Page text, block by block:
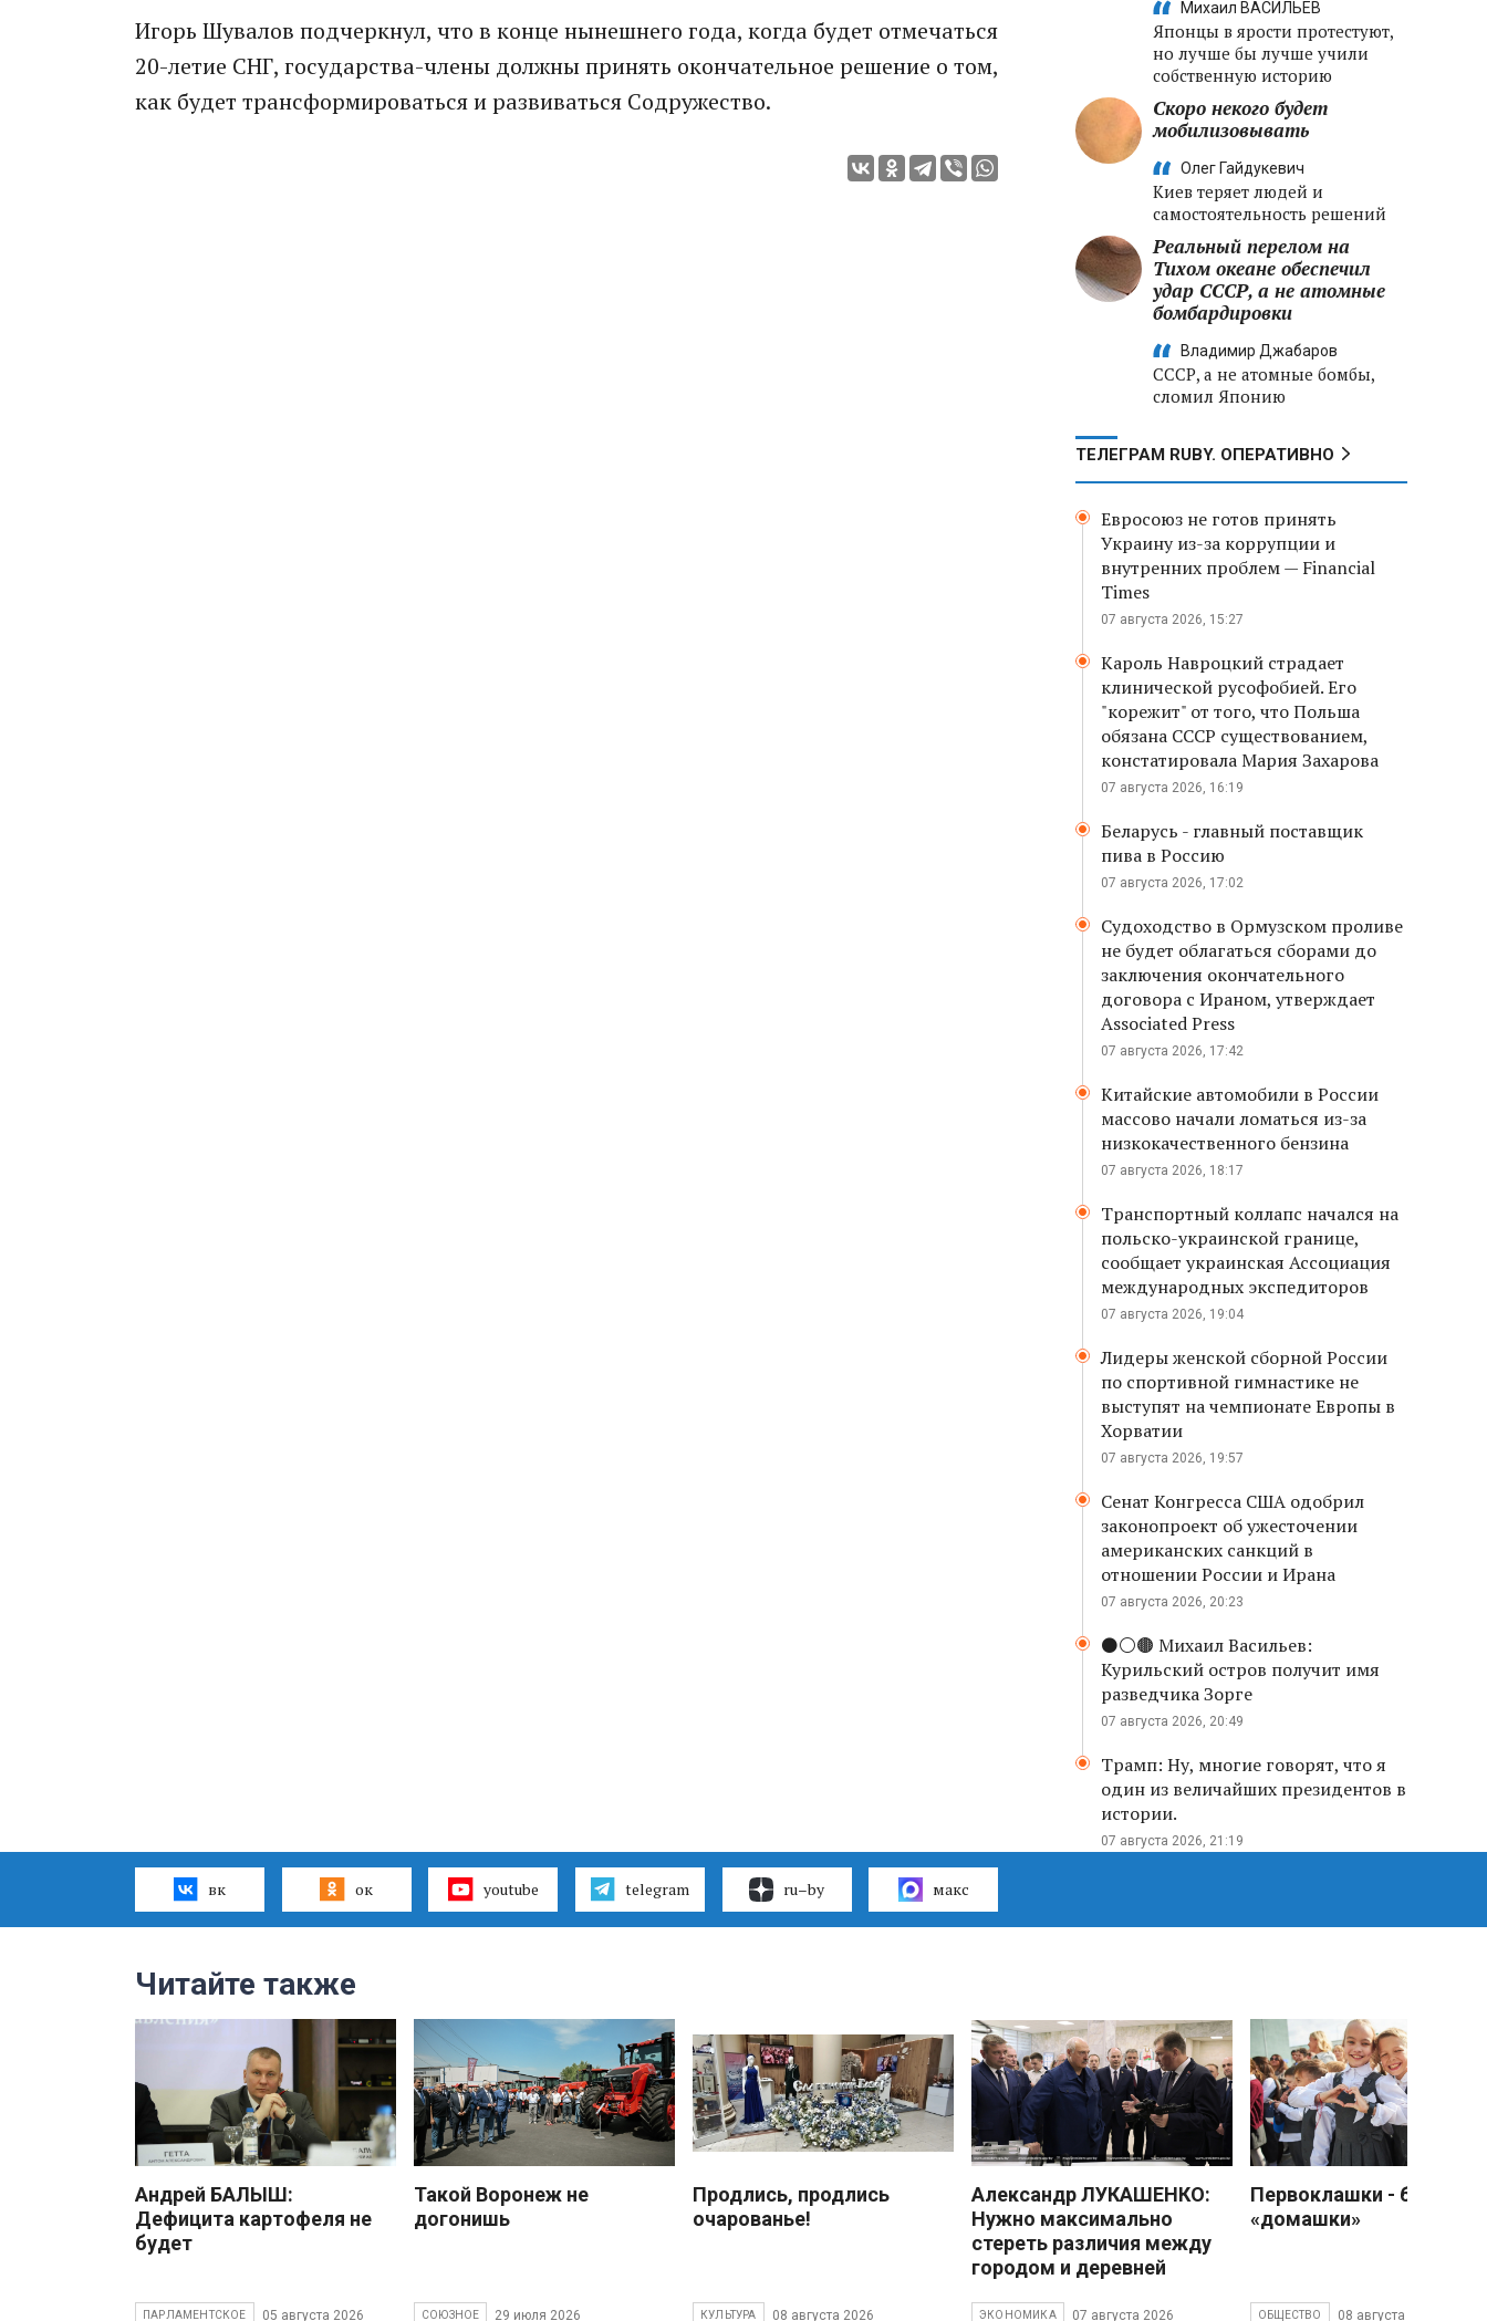
Игорь Шувалов подчеркнул, что в конце нынешнего года, когда будет отмечаться
20-летие СНГ, государства-члены должны принять окончательное решение о том,
как будет трансформироваться и развиваться Содружество.
Михаил ВАСИЛЬЕВ
Японцы в ярости протестуют,
но лучше бы лучше учили
собственную историю
Скоро некого будет
мобилизовывать
Олег Гайдукевич
Киев теряет людей и
самостоятельность решений
Реальный перелом на
Тихом океане обеспечил
удар СССР, а не атомные
бомбардировки
Владимир Джабаров
СССР, а не атомные бомбы,
сломил Японию
ТЕЛЕГРАМ RUBY. ОПЕРАТИВНО
Евросоюз не готов принять
Украину из-за коррупции и
внутренних проблем — Financial
Times
07 августа 2026, 15:27
Кароль Навроцкий страдает
клинической русофобией. Его
"корежит" от того, что Польша
обязана СССР существованием,
констатировала Мария Захарова
07 августа 2026, 16:19
Беларусь - главный поставщик
пива в Россию
07 августа 2026, 17:02
Судоходство в Ормузском проливе
не будет облагаться сборами до
заключения окончательного
договора с Ираном, утверждает
Associated Press
07 августа 2026, 17:42
Китайские автомобили в России
массово начали ломаться из-за
низкокачественного бензина
07 августа 2026, 18:17
Транспортный коллапс начался на
польско-украинской границе,
сообщает украинская Ассоциация
международных экспедиторов
07 августа 2026, 19:04
Лидеры женской сборной России
по спортивной гимнастике не
выступят на чемпионате Европы в
Хорватии
07 августа 2026, 19:57
Сенат Конгресса США одобрил
законопроект об ужесточении
американских санкций в
отношении России и Ирана
07 августа 2026, 20:23
⚫️⚪️🟤 Михаил Васильев:
Курильский остров получит имя
разведчика Зорге
07 августа 2026, 20:49
Трамп: Ну, многие говорят, что я
один из величайших президентов в
истории.
07 августа 2026, 21:19
вк ок youtube telegram ru–by макс
Читайте также
Андрей БАЛЫШ:
Дефицита картофеля не
будет
ПАРЛАМЕНТСКОЕ 05 августа 2026
Такой Воронеж не
догонишь
СОЮЗНОЕ 29 июля 2026
Продлись, продлись
очарованье!
КУЛЬТУРА 08 августа 2026
Александр ЛУКАШЕНКО:
Нужно максимально
стереть различия между
городом и деревней
ЭКОНОМИКА 07 августа 2026
Первоклашки - без
«домашки»
ОБЩЕСТВО 08 августа 2026